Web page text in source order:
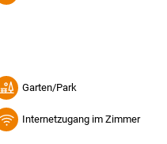
Garten/Park
Internetzugang im Zimmer